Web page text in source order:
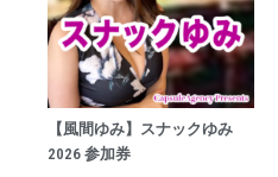
【風間ゆみ】スナックゆみ
2026 参加券